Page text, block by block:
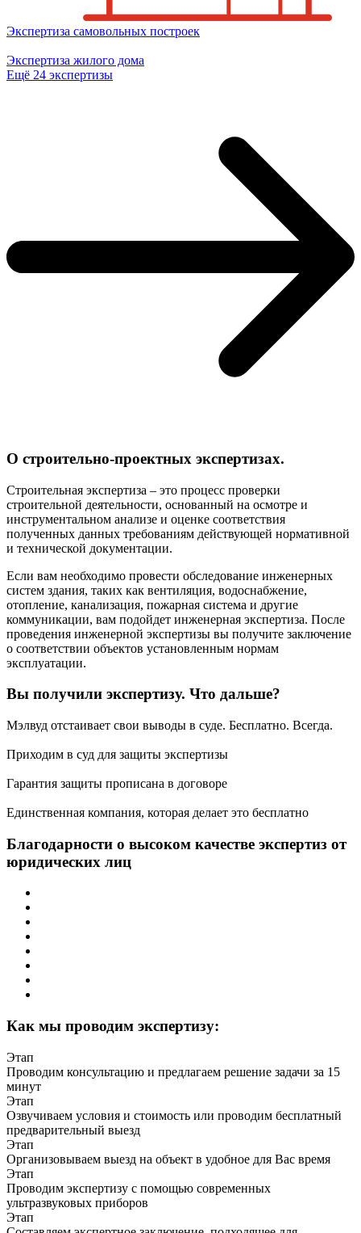
Экспертиза самовольных построек
Экспертиза жилого дома
Ещё 24 экспертизы
О строительно-проектных экспертизах.
Строительная экспертиза – это процесс проверки
строительной деятельности, основанный на осмотре и
инструментальном анализе и оценке соответствия
полученных данных требованиям действующей нормативной
и технической документации.
Если вам необходимо провести обследование инженерных
систем здания, таких как вентиляция, водоснабжение,
отопление, канализация, пожарная система и другие
коммуникации, вам подойдет инженерная экспертиза. После
проведения инженерной экспертизы вы получите заключение
о соответствии объектов установленным нормам
эксплуатации.
Вы получили экспертизу. Что дальше?
Мэлвуд отстаивает свои выводы в суде. Бесплатно. Всегда.
Приходим в суд для защиты экспертизы
Гарантия защиты прописана в договоре
Единственная компания, которая делает это бесплатно
Благодарности о высоком качестве экспертиз от
юридических лиц
Как мы проводим экспертизу:
Этап
Проводим консультацию и предлагаем решение задачи за 15
минут
Этап
Озвучиваем условия и стоимость или проводим бесплатный
предварительный выезд
Этап
Организовываем выезд на объект в удобное для Вас время
Этап
Проводим экспертизу с помощью современных
ультразвуковых приборов
Этап